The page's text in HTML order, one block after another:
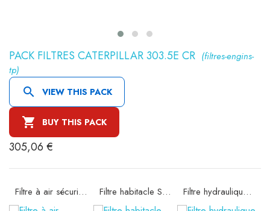
PACK FILTRES CATERPILLAR 303.5E CR (filtres-engins-
tp)
 VIEW THIS PACK
 BUY THIS PACK
305,06 €
Filtre à air sécurité SA16080 Filtre habitacle SC90171 Filtre hydraulique SH60001